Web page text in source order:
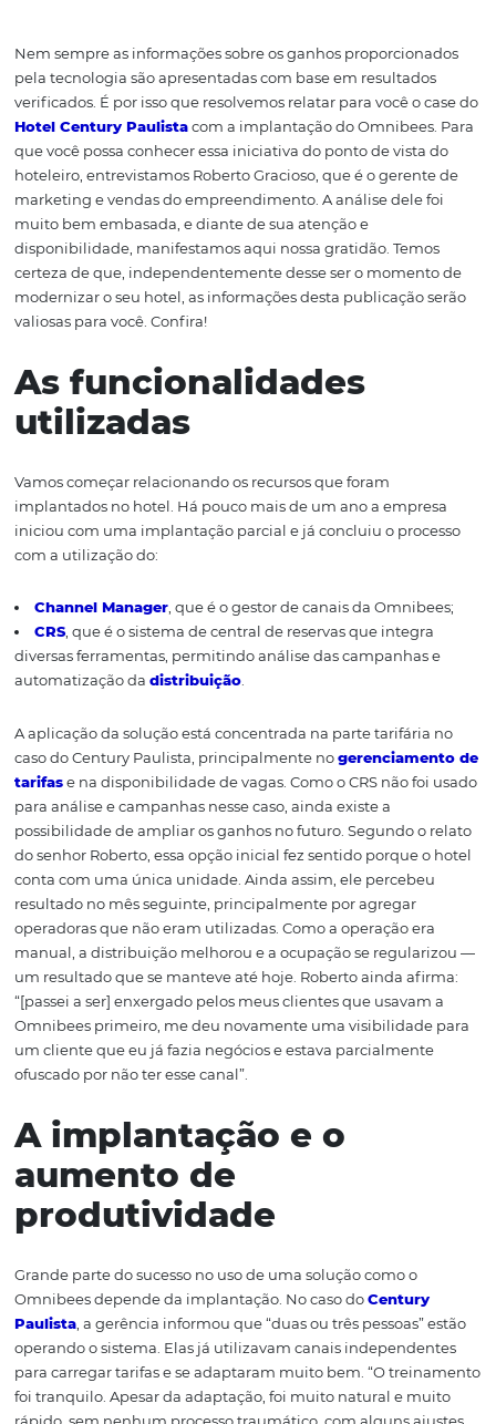
resultados com o
Em Análise
Nem sempre as informações sobre os ganhos
pela tecnologia são apresentadas com base em
verificados. É por isso que resolvemos relatar para você
Hotel Century Paulistacom a implantação do
que você possa conhecer essa iniciativa do ponto de
hoteleiro, entrevistamos Roberto Gracioso, que é o
muito bem embasada, e diante de sua atenção e
disponibilidade, manifestamos aqui nossa gratidão.
certeza de que, independentemente desse ser o
valiosas para você. Confira!
As funcionalidades
utilizadas
Vamos começar relacionando os recursos que foram
iniciou com uma implantação parcial e já concluiu o
com a utilização do:
Channel Manager, que é o gestor de canais da
CRS, que é o sistema de central de reservas que
diversas ferramentas, permitindo análise das
automatização dadistribuição.
A aplicação da solução está concentrada na parte
caso do Century Paulista, principalmente no
tarifase na disponibilidade de vagas. Como o CRS não
para análise e campanhas nesse caso, ainda existe a
do senhor Roberto, essa opção inicial fez sentido
conta com uma única unidade. Ainda assim, ele
resultado no mês seguinte, principalmente por agregar
operadoras que não eram utilizadas. Como a operação
manual, a distribuição melhorou e a ocupação se
“[passei a ser] enxergado pelos meus clientes que
Omnibees primeiro, me deu novamente uma
um cliente que eu já fazia negócios e estava
ofuscado por não ter esse canal”.